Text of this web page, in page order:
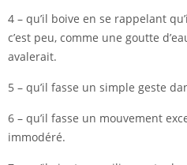
4 – qu’il boive en se rappelant
c’est peu, comme une goutte
avalerait.
5 – qu’il fasse un simple geste
6 – qu’il fasse un mouvement
immodéré.